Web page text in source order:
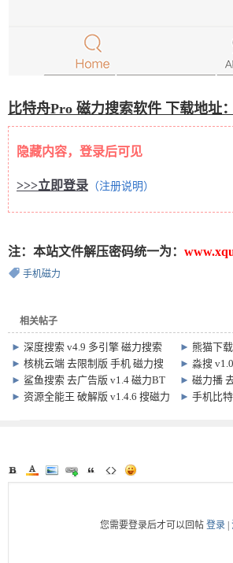
比特舟Pro 磁力搜索软件 下载地址：
隐藏内容，登录后可见
>>>立即登录 （注册说明）
注：本站文件解压密码统一为：
手机磁力
相关帖子
►深度搜索 v4.9 多引擎 磁力搜索
app
► 熊猫下
播放 神器
►核桃云端 去限制版 手机 磁力搜
索 下载软件
►淼搜
► 鲨鱼搜索 去广告版 v1.4 磁力BT
搜索工具大全
►磁力播
下载 播放
►资源全能王 破解版 v1.4.6 搜磁力
►手机比
您需要登录后才可以回帖登录 |